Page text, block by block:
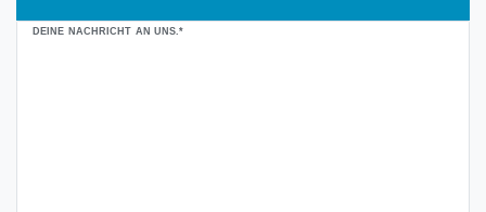
DEINE NACHRICHT AN UNS.*
Ceres::Template.mailFormHoneypotLabel